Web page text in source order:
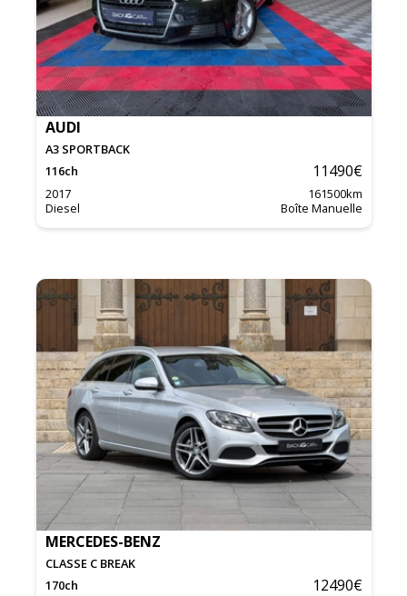
AUDI
A3 SPORTBACK
116ch 11490€
2017 161500km
Diesel
Boîte Manuelle
MERCEDES-BENZ
CLASSE C BREAK
170ch 12490€